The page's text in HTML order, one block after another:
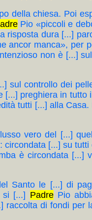
della chiesa. Poi
Pio «piccoli e
risposta dura [...]
ancor manca», per
non è [...]
sul controllo dei
[...] preghiera in tutto
tutti [...] alla
vero del [...]
circondata [...] su
è circondata [...]
Santo le [...] di
si [...] PadrePio
raccolta di fondi per